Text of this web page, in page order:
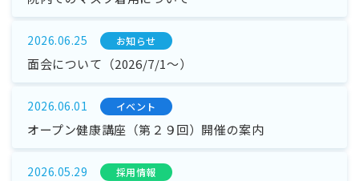
2026.06.25 お知らせ
面会について（2026/7/1～）
2026.06.01 イベント
オープン健康講座（第２９回）開催の案内
2026.05.29 採⽤情報